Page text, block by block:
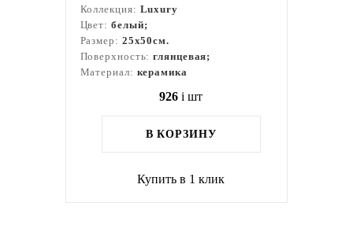
Коллекция: Luxury
Цвет: белый;
Размер: 25x50см.
Поверхность:глянцевая;
Материал: керамика
926 i шт
В КОРЗИНУ
Купить в 1 клик